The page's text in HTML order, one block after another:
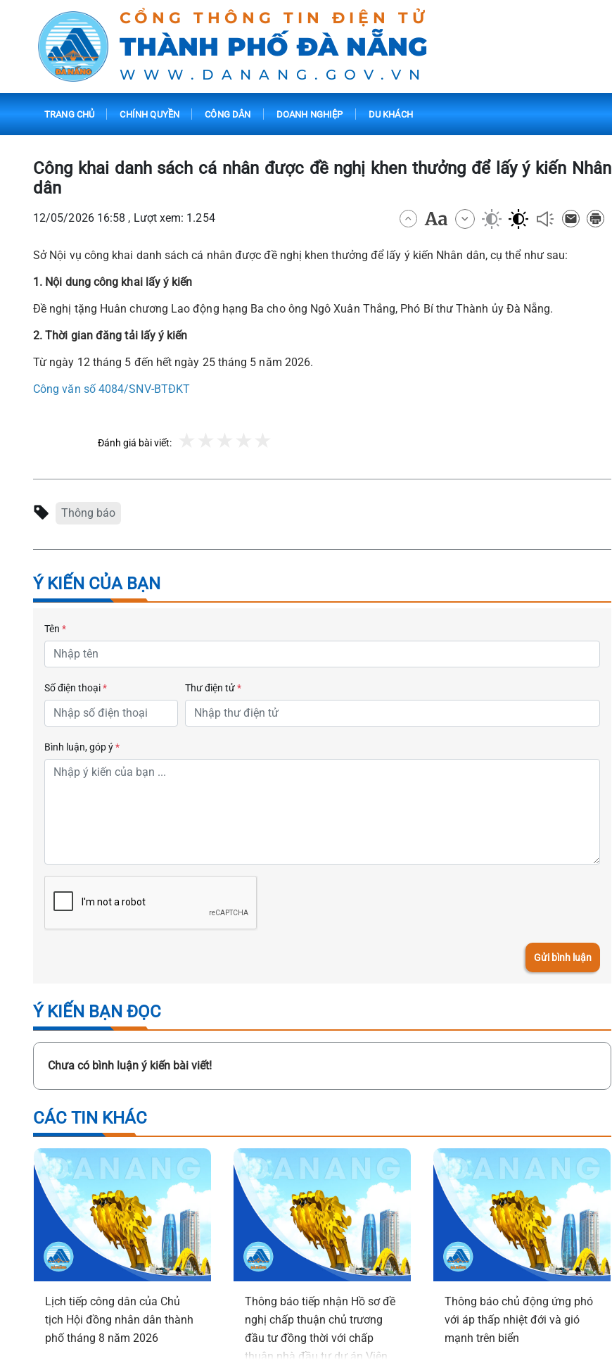
CỔNG THÔNG TIN ĐIỆN TỬ
THÀNH PHỐ ĐÀ NẴNG
WWW.DANANG.GOV.VN
TRANG CHỦ CHÍNH QUYỀN CÔNG DÂN DOANH NGHIỆP DU KHÁCH
Công khai danh sách cá nhân được đề nghị khen thưởng để lấy ý kiến Nhân
dân
12/05/2026 16:58 , Lượt xem: 1.254
Sở Nội vụ công khai danh sách cá nhân được đề nghị khen thưởng để lấy ý kiến Nhân dân, cụ thể như sau:
1. Nội dung công khai lấy ý kiến
Đề nghị tặng Huân chương Lao động hạng Ba cho ông Ngô Xuân Thắng, Phó Bí thư Thành ủy Đà Nẵng.
2. Thời gian đăng tải lấy ý kiến
Từ ngày 12 tháng 5 đến hết ngày 25 tháng 5 năm 2026.
Công văn số 4084/SNV-BTĐKT
Đánh giá bài viết:
Thông báo
Ý KIẾN CỦA BẠN
Tên *
Số điện thoại* Thư điện tử*
Bình luận, góp ý*
Gửi bình luận
Ý KIẾN BẠN ĐỌC
Chưa có bình luận ý kiến bài viết!
CÁC TIN KHÁC
Lịch tiếp công dân của Chủ
tịch Hội đồng nhân dân thành
phố tháng 8 năm 2026
Thông báo tiếp nhận Hồ sơ đề
nghị chấp thuận chủ trương
đầu tư đồng thời với chấp
thuận nhà đầu tư dự án Viện
Thông báo chủ động ứng phó
với áp thấp nhiệt đới và gió
mạnh trên biển